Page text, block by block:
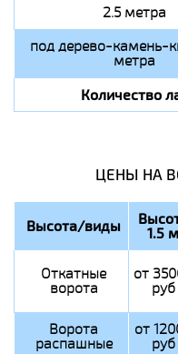
2.5 метра
под дерево-камень-
метра
Количество
ЦЕНЫ НА
Высота/виды 1.5 м
Откатные
ворота
от
руб
Ворота
распашные
от
руб